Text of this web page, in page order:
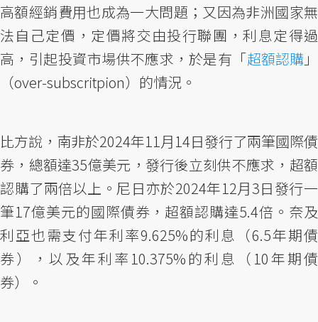
高額經銷費用也成為一大問題；又因為非洲國家無
法自己定價，定價將交由投行聯團，利息定得過
高，引起投資市場供不應求，於是有「超額認購」
（over-subscritpion）的情況。
比方說，南非於2024年11月14日發行了兩筆國際債
券，總額達35億美元，發行後立刻供不應求，超額
認購了兩倍以上。尼日亦於2024年12月3日發行一
筆17億美元的國際債券，超額認購達5.4倍。奈及
利亞也需支付年利率9.625%的利息（6.5年期債
券），以及年利率10.375%的利息（10年期債
券）。